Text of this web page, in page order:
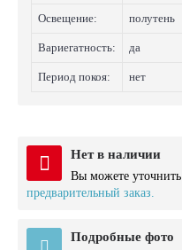
Освещение: полутень
Вариегатность: да
Период покоя: нет
Нет в наличии
Вы можете
предварительный заказ.
Подробные фото